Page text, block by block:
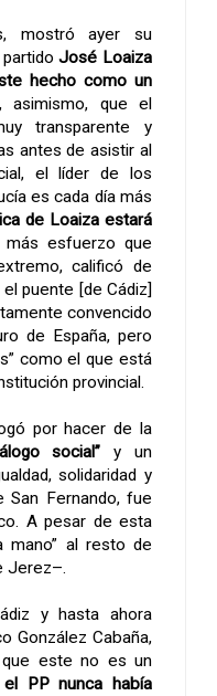
mostró ayer su
partidoJosé Loaiza
hecho como un
asimismo, que el
transparente y
antes de asistir al
el líder de los
es cada día más
de Loaiza estará
esfuerzo que
calificó de
puente [de Cádiz]
convencido
de España, pero
como el que está
provincial.
por hacer de la
social” y un
solidaridad y
San Fernando, fue
A pesar de esta
mano” al resto de
Jerez–.
y hasta ahora
González Cabaña,
que este no es un
el PP nunca había